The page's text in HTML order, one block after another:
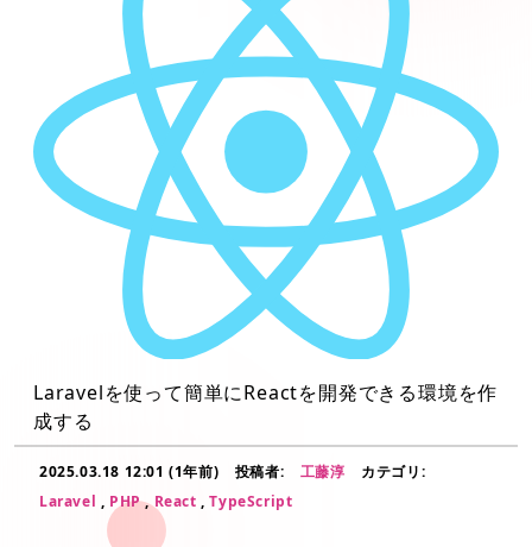
Laravelを使って簡単にReactを開発できる環境を作
成する
2025.03.18 12:01 (1年前) 投稿者: 工藤淳
カテゴリ:
Laravel , PHP,React,TypeScript